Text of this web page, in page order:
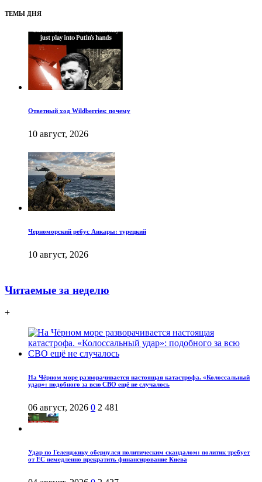
ТЕМЫ ДНЯ
Ответный ход Wildberries: почему
10 август, 2026
Черноморский ребус Анкары: турецкий
10 август, 2026
Читаемые за неделю
+
На Чёрном море разворачивается настоящая катастрофа. «Колоссальный
удар»: подобного за всю СВО ещё не случалось
06 август, 2026 0 2 481
Удар по Геленджику обернулся политическим скандалом: политик требует
от ЕС немедленно прекратить финансирование Киева